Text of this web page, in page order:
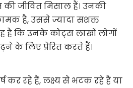
की जीवित मिसाल हैं। उनकी
है, उससे ज्यादा सशक्त
है कि उनके कोट्स लाखों लोगों
के लिए प्रेरित करते हैं।
कर रहे हैं, लक्ष्य से भटक रहे हैं या